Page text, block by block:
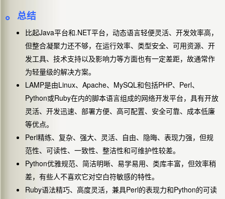
。 总结
比起Java平台和 .NET平台，动态语言轻便灵活、开发效率高，
但整合凝聚力还不够，在运行效率、类型安全、可用资源、开
发工具、技术支持以及影响力等方面也有一定差距，故通常作
为轻量级的解决方案。
LAMP是由Linux、 Apache、 MySQL和包括PHP、 Perl、
Python或Ruby在内的脚本语言组成的网络开发平台，具有开放
灵活、开发迅速、部署方便、高可配置、安全可靠、成本低廉
等优点。
Perl精练、复杂、强大、灵活、自由、隐晦、表现力强，但规
范性、可读性、一致性、整洁性和可维护性较差。
Python优雅规范、简洁明晰、易学易用、类库丰富，但效率稍
差，有些人不喜欢它对空白符敏感的特性。
Ruby语法精巧、高度灵活，兼具Perl的表现力和 Python的可读